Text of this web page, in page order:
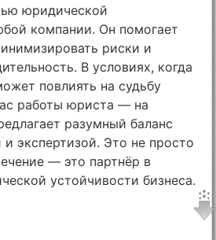
юридической
компании. Он помогает
риски и
В условиях, когда
повлиять на судьбу
работы юриста — на
разумный баланс
экспертизой. Это не просто
— это партнёр в
устойчивости бизнеса.